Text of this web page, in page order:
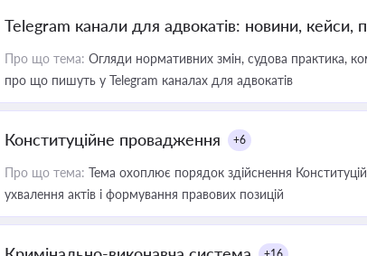
Telegram канали для адвокатів: новини, кейси,
Про що тема: Огляди нормативних змін, судова практика,
про що пишуть у Telegram каналах для адвокатів
Конституційне провадження +6
Про що тема: Тема охоплює порядок здійснення
ухвалення актів і формування правових позицій